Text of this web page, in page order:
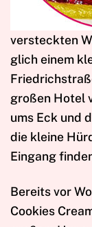
versteckten
glich einem
großen Hotel
ums Eck und
die kleine
Eingang
Bereits vor
Cookies